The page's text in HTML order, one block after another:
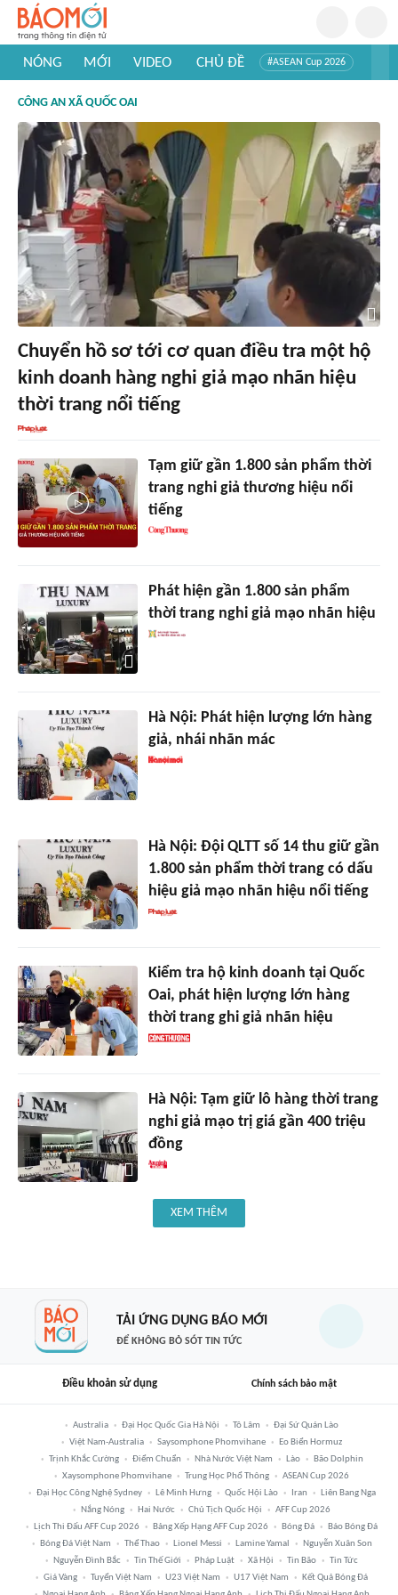
NÓNG MỚI VIDEO CHỦ ĐỀ #ASEAN Cup 2026
#Khám phá Việt Nam
CÔNG AN XÃ QUỐC OAI
Chuyển hồ sơ tới cơ quan điều tra một hộ
kinh doanh hàng nghi giả mạo nhãn hiệu
thời trang nổi tiếng
Tạm giữ gần 1.800 sản phẩm thời
trang nghi giả thương hiệu nổi
tiếng
Phát hiện gần 1.800 sản phẩm
thời trang nghi giả mạo nhãn hiệu
Hà Nội: Phát hiện lượng lớn hàng
giả, nhái nhãn mác
Hà Nội: Đội QLTT số 14 thu giữ gần
1.800 sản phẩm thời trang có dấu
hiệu giả mạo nhãn hiệu nổi tiếng
Kiểm tra hộ kinh doanh tại Quốc
Oai, phát hiện lượng lớn hàng
thời trang ghi giả nhãn hiệu
Hà Nội: Tạm giữ lô hàng thời trang
nghi giả mạo trị giá gần 400 triệu
đồng
XEM THÊM
TẢI ỨNG DỤNG BÁO MỚI
ĐỂ KHÔNG BỎ SÓT TIN TỨC
Điều khoản sử dụng Chính sách bảo mật
Australia Đại Học Quốc Gia Hà Nội Tô Lâm
Đại Sứ Quán Lào
Việt Nam-Australia
Saysomphone Phomvihane
Eo Biển Hormuz
Trịnh Khắc Cường
Điểm Chuẩn Nhà Nước Việt Nam Lào
Bão Dolphin
Xaysomphone Phomvihane
Trung Học Phổ Thông
ASEAN Cup 2026
Đại Học Công Nghệ Sydney
Lê Minh Hưng Quốc Hội Lào Iran
Liên Bang Nga
Nắng Nóng
Hai Nước Chủ Tịch Quốc Hội
AFF Cup 2026
Lịch Thi Đấu AFF Cup 2026
Bảng Xếp Hạng AFF Cup 2026 Bóng Đá
Báo Bóng Đá
Bóng Đá Việt Nam
Thể Thao Lionel Messi Lamine Yamal
Nguyễn Xuân Son
Nguyễn Đình Bắc
Tin Thế Giới Pháp Luật Xã Hội Tin Bão
Tin Tức
Giá Vàng
Tuyển Việt Nam U23 Việt Nam U17 Việt Nam
Kết Quả Bóng Đá